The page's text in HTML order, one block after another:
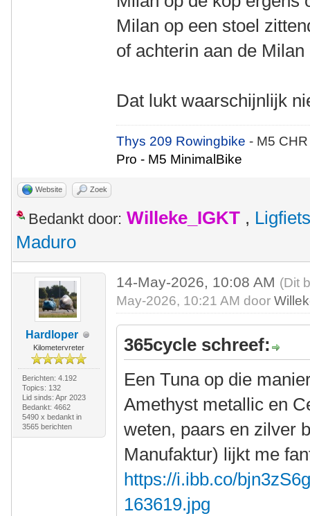
Milan op een stoel
of achterin aan de
Dat lukt waarschijnlijk
Thys 209 Rowingbike- M5
Pro - M5 MinimalBike
Website Zoek
Bedankt door: Willeke_IGKT ,
Maduro
Hardloper
Kilometervreter
Berichten: 4.192
Topics: 132
Lid sinds: Apr 2023
Bedankt: 4662
5490 x bedankt in
3565 berichten
14-May-2026, 10:08 AM (Dit
May-2026, 10:21 AM door
365cycle schreef:
Een Tuna op die
Amethyst metallic en
weten, paars en zilver
Manufaktur) lijkt me
https://i.ibb.co/
163619.jpg